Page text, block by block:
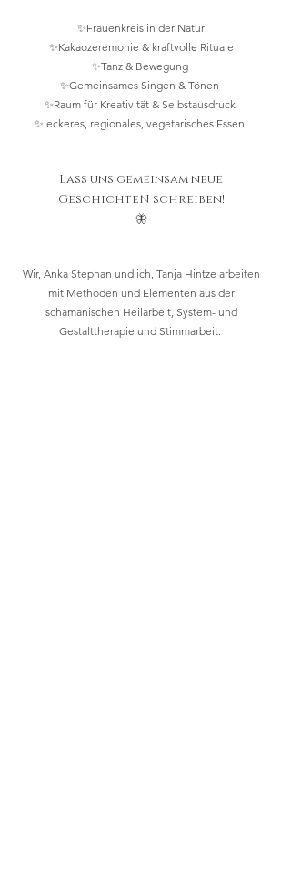
✨Frauenkreis in der Natur
✨Kakaozeremonie & kraftvolle Rituale
✨Tanz & Bewegung
✨Gemeinsames Singen & Tönen
✨Raum für Kreativität & Selbstausdruck
✨leckeres, regionales, vegetarisches Essen
Lass uns gemeinsam neue
GeschichteN schreiben!
🦋
Wir, Anka Stephan und ich, Tanja Hintze arbeiten
mit Methoden und Elementen aus der
schamanischen Heilarbeit, System- und
Gestalttherapie und Stimmarbeit.